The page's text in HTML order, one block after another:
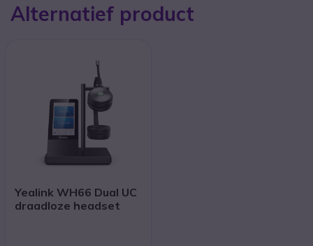
Alternatief product
Yealink WH66 Dual UC
draadloze headset